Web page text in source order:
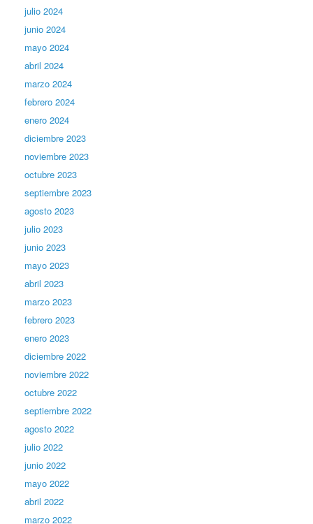
julio 2024
junio 2024
mayo 2024
abril 2024
marzo 2024
febrero 2024
enero 2024
diciembre 2023
noviembre 2023
octubre 2023
septiembre 2023
agosto 2023
julio 2023
junio 2023
mayo 2023
abril 2023
marzo 2023
febrero 2023
enero 2023
diciembre 2022
noviembre 2022
octubre 2022
septiembre 2022
agosto 2022
julio 2022
junio 2022
mayo 2022
abril 2022
marzo 2022